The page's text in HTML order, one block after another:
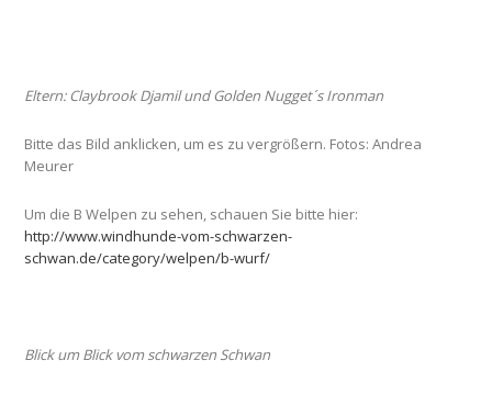
Eltern: Claybrook Djamil und Golden Nugget´s Ironman
Bitte das Bild anklicken, um es zu vergrößern. Fotos: Andrea
Meurer
Um die B Welpen zu sehen, schauen Sie bitte hier:
http://www.windhunde-vom-schwarzen-
schwan.de/category/welpen/b-wurf/
Blick um Blick vom schwarzen Schwan